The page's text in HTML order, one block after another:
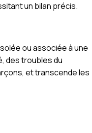
un bilan précis.
ou associée à une
des troubles du
et transcende les